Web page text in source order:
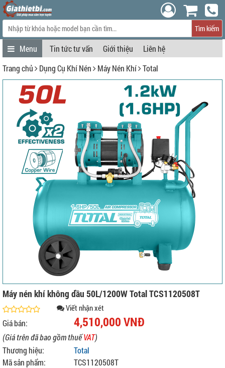
Tìm kiếm
Tin tức tư vấn Giới thiệu
Liên hệ
Trang chủ
Dụng Cụ Khí Nén Máy Nén Khí Total
Máy nén khí không dầu 50L/1200W Total TCS1120508T
Viết nhận xét
Giá bán: 4,510,000 VNĐ
(Giá trên đã bao gồm thuếVAT)
Thương hiệu:
Total
Mã sản phẩm:
TCS1120508T